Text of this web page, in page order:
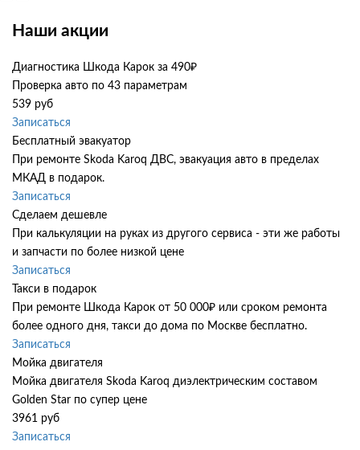
Наши акции
Диагностика Шкода Карок за 490₽
Проверка авто по 43 параметрам
539 руб
Записаться
Бесплатный эвакуатор
При ремонте Skoda Karoq ДВС, эвакуация авто в пределах
МКАД в подарок.
Записаться
Сделаем дешевле
При калькуляции на руках из другого сервиса - эти же работы
и запчасти по более низкой цене
Записаться
Такси в подарок
При ремонте Шкода Карок от 50 000₽ или сроком ремонта
более одного дня, такси до дома по Москве бесплатно.
Записаться
Мойка двигателя
Мойка двигателя Skoda Karoq диэлектрическим составом
Golden Star по супер цене
3961 руб
Записаться